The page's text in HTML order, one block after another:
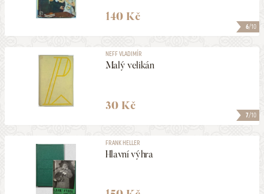
6/10
140 Kč
7/10
NEFF VLADIMÍR
Malý velikán
30 Kč
FRANK HELLER
Hlavní výhra